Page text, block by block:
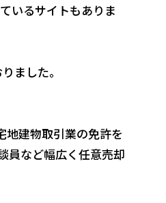
いるサイトもありま
ました。
地建物取引業の免許を
員など幅広く任意売却